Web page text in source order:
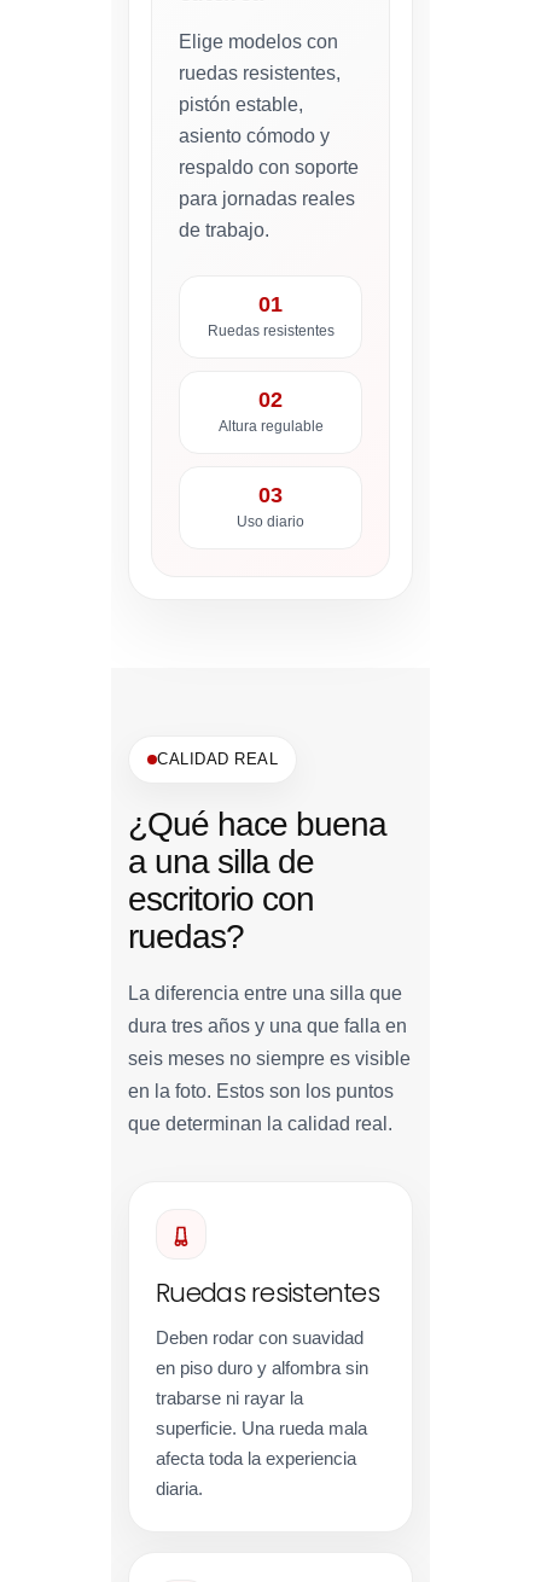
Elige modelos con
ruedas resistentes,
pistón estable,
asiento cómodo y
respaldo con soporte
para jornadas reales
de trabajo.
01
Ruedas resistentes
02
Altura regulable
03
Uso diario
CALIDAD REAL
¿Qué hace buena
a una silla de
escritorio con
ruedas?
La diferencia entre una silla que
dura tres años y una que falla en
seis meses no siempre es visible
en la foto. Estos son los puntos
que determinan la calidad real.
Ruedas resistentes
Deben rodar con suavidad
en piso duro y alfombra sin
trabarse ni rayar la
superficie. Una rueda mala
afecta toda la experiencia
diaria.